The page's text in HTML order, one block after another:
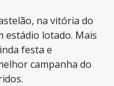
na vitória do
estádio lotado. Mais
festa e
campanha do